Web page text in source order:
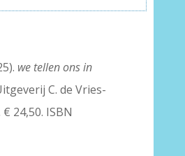
we tellen ons in
C. de Vries-
24,50. ISBN